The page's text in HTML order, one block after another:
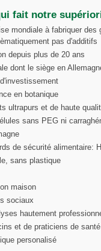
fait notre
mondiale à fabriquer des
pas d'additifs
depuis plus de 20 ans
dont le siège en
en botanique
ultrapurs et de haute
sans PEG ni
de sécurité alimentaire:
sans plastique
maison
sociaux
hautement
et de praticiens de santé
personalisé